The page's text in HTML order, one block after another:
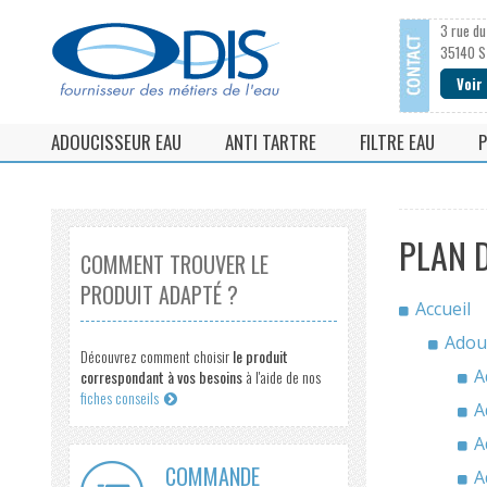
3 rue
35140
Voir
ADOUCISSEUR EAU
Adoucisseur d'eau bi-bloc
Adoucisseur d'eau Ultra-compact
Adoucisseur d'eau collectif / industriel / agricole
Accessoires pour adoucisseur d'eau
Adoucisseur CO2
ANTI TARTRE
Filtre anti calcaire
Anti tartre electronique
Anti calcaire EFI
Antitartre vortex
FILTRE EAU
Cartouche filtre
Filtre à tamis
COMMENT TROUVER LE
PRODUIT ADAPTÉ ?
Découvrez comment choisirle produit
correspondant à vos besoinsà l'aide de nos
fiches conseils
COMMANDE
PLAN
Accueil